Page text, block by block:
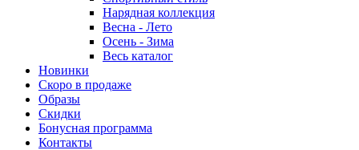
Нарядная коллекция
Весна - Лето
Осень - Зима
Весь каталог
Новинки
Скоро в продаже
Образы
Скидки
Бонусная программа
Контакты